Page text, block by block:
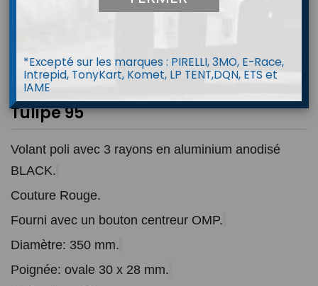
Volant OMP 3 Branches Ø350mm
Tulipé 95
Volant poli avec 3 rayons en aluminium anodisé
BLACK.
Couture Rouge.
Fourni avec un bouton centreur OMP.
Diamètre: 350 mm.
Poignée: ovale 30 x 28 mm.
*Excepté sur les marques : PIRELLI, 3MO, E-Race,
Intrepid, TonyKart, Komet, LP TENT,DQN, ETS et
IAME